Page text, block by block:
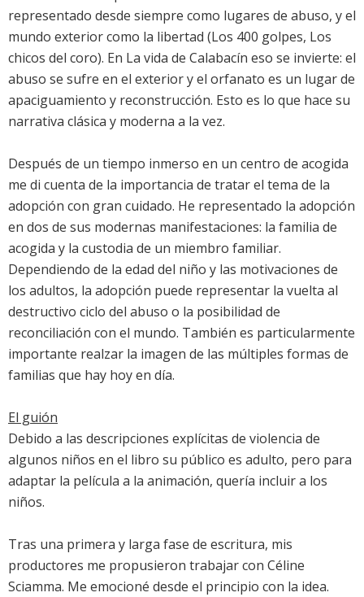
representado desde siempre como lugares de abuso, y el
mundo exterior como la libertad (Los 400 golpes, Los
chicos del coro). En La vida de Calabacín eso se invierte: el
abuso se sufre en el exterior y el orfanato es un lugar de
apaciguamiento y reconstrucción. Esto es lo que hace su
narrativa clásica y moderna a la vez.
Después de un tiempo inmerso en un centro de acogida
me di cuenta de la importancia de tratar el tema de la
adopción con gran cuidado. He representado la adopción
en dos de sus modernas manifestaciones: la familia de
acogida y la custodia de un miembro familiar.
Dependiendo de la edad del niño y las motivaciones de
los adultos, la adopción puede representar la vuelta al
destructivo ciclo del abuso o la posibilidad de
reconciliación con el mundo. También es particularmente
importante realzar la imagen de las múltiples formas de
familias que hay hoy en día.
El guión
Debido a las descripciones explícitas de violencia de
algunos niños en el libro su público es adulto, pero para
adaptar la película a la animación, quería incluir a los
niños.
Tras una primera y larga fase de escritura, mis
productores me propusieron trabajar con Céline
Sciamma. Me emocioné desde el principio con la idea.